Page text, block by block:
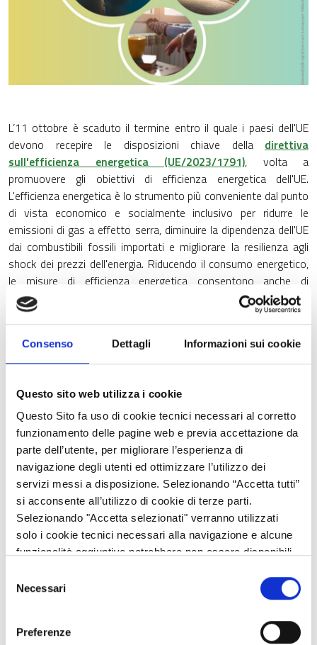
Consenso Dettagli Informazioni sui cookie
Questo sito web utilizza i cookie
Questo Sito fa uso di cookie tecnici necessari al corretto
funzionamento delle pagine web e previa accettazione da
parte dell’utente, per migliorare l’esperienza di
navigazione degli utenti ed ottimizzare l’utilizzo dei
servizi messi a disposizione. Selezionando “Accetta tutti”
si acconsente all’utilizzo di cookie di terze parti.
Selezionando "Accetta selezionati" verranno utilizzati
solo i cookie tecnici necessari alla navigazione e alcune
funzionalità aggiuntive potrebbero non essere disponibili.
delNecessari
Preferenze
L’11 ottobre è scaduto il termine entro il quale i paesi dell'UE
devono recepire le disposizioni chiave della direttiva
sull'efficienza energetica (UE/2023/1791), volta a
promuovere gli obiettivi di efficienza energetica dell'UE.
L'efficienza energetica è lo strumento più conveniente dal punto
di vista economico e socialmente inclusivo per ridurre le
emissioni di gas a effetto serra, diminuire la dipendenza dell'UE
dai combustibili fossili importati e migliorare la resilienza agli
shock dei prezzi dell'energia. Riducendo il consumo energetico,
le misure di efficienza energetica consentono anche di
abbassare le bollette energetiche dei cittadini e delle imprese e
rafforzano la competitività industriale dell'UE.
Con questa direttiva, concordata dai colegislatori il 10 marzo
2023 e in vigore dal 10 ottobre 2023, l'UE fissa un obiettivo
energetico finale dell'11,7 % entro il 2030 (rispetto alle
proiezioni del 2020). Il raggiungimento di questo obiettivo
richiede uno sforzo concertato da parte di tutti i paesi dell'UE
nei prossimi cinque anni, che si riflette nei loro piani nazionali per
l'energia e il clima (NECP). La Commissione monitora i progressi
in questo settore, in particolare analizzando i NECP. La
valutazione a livello UE dell'impatto cumulativo dei NECP
aggiornati (COM/2025/274), pubblicata a maggio, ha indicato
che, sebbene molti paesi abbiano aumentato le loro ambizioni in
materia di efficienza energetica, sono necessari ulteriori sforzi
Per raggiungere questo obiettivo, la direttiva impone alle
investire in nuove infrastrutture energetiche quali centrali